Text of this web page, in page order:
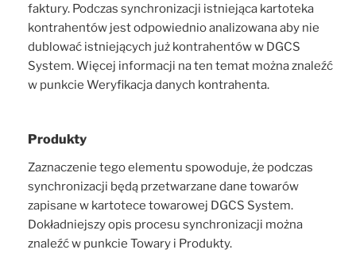
faktury. Podczas synchronizacji istniejąca kartoteka
kontrahentów jest odpowiednio analizowana aby nie
dublować istniejących już kontrahentów w DGCS
System. Więcej informacji na ten temat można znaleźć
w punkcie Weryfikacja danych kontrahenta.
Produkty
Zaznaczenie tego elementu spowoduje, że podczas
synchronizacji będą przetwarzane dane towarów
zapisane w kartotece towarowej DGCS System.
Dokładniejszy opis procesu synchronizacji można
znaleźć w punkcie Towary i Produkty.